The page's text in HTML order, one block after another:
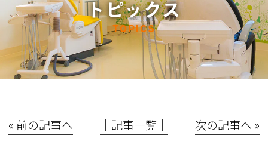
トピックス
TOPICS
« 前の記事へ │記事一覧│ 次の記事へ »